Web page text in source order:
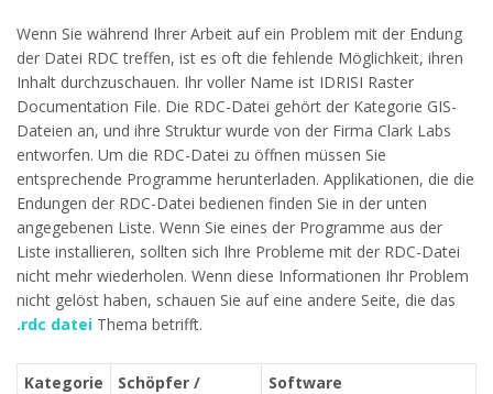
Wenn Sie während Ihrer Arbeit auf ein Problem mit der Endung
der Datei RDC treffen, ist es oft die fehlende Möglichkeit, ihren
Inhalt durchzuschauen. Ihr voller Name ist IDRISI Raster
Documentation File. Die RDC-Datei gehört der Kategorie GIS-
Dateien an, und ihre Struktur wurde von der Firma Clark Labs
entworfen. Um die RDC-Datei zu öffnen müssen Sie
entsprechende Programme herunterladen. Applikationen, die die
Endungen der RDC-Datei bedienen finden Sie in der unten
angegebenen Liste. Wenn Sie eines der Programme aus der
Liste installieren, sollten sich Ihre Probleme mit der RDC-Datei
nicht mehr wiederholen. Wenn diese Informationen Ihr Problem
nicht gelöst haben, schauen Sie auf eine andere Seite, die das
.rdc datei Thema betrifft.
Kategorie
Schöpfer /
Software